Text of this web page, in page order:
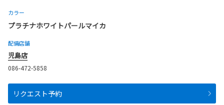
カラー
プラチナホワイトパールマイカ
配備店舗
児島店
086-472-5858
リクエスト予約